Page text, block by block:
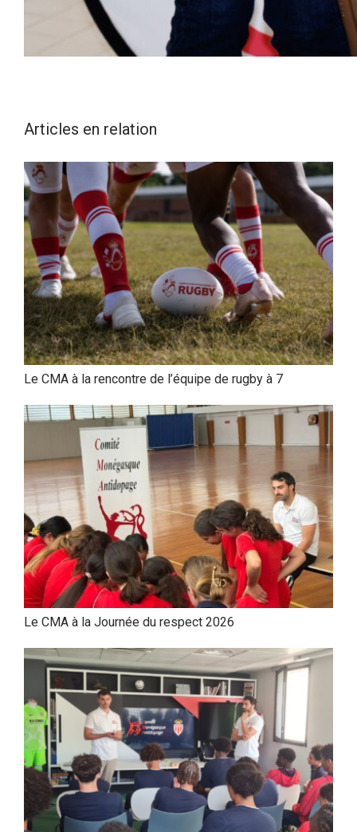
Articles en relation
Le CMA à la rencontre de l’équipe de rugby à 7
Le CMA à la Journée du respect 2026